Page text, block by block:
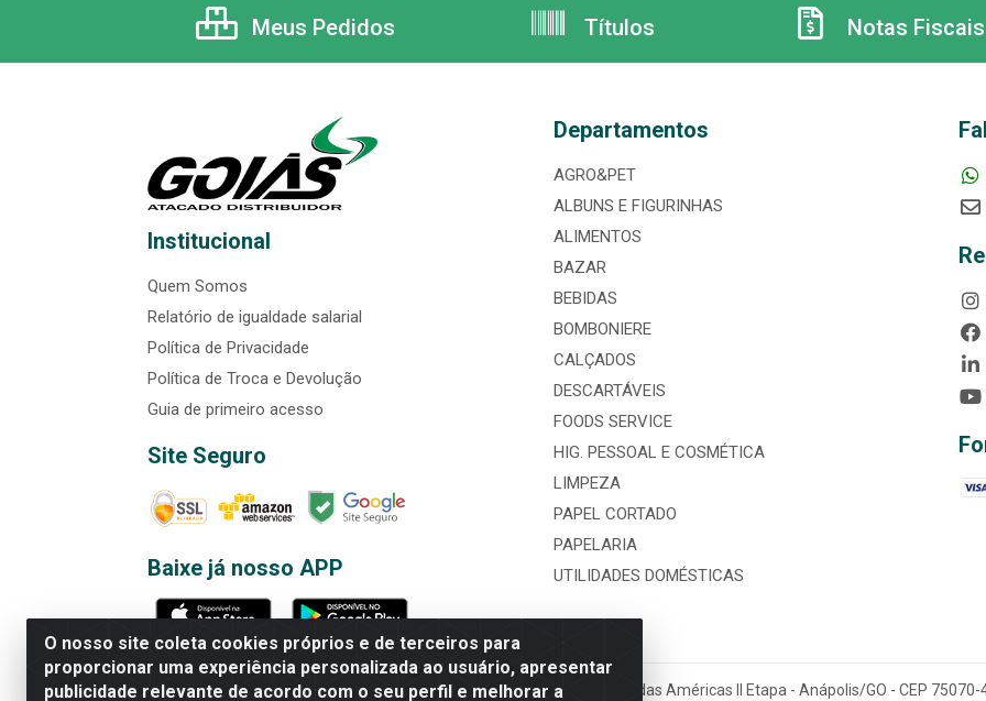
O nosso site coleta cookies próprios e de terceiros para
proporcionar uma experiência personalizada ao usuário, apresentar
publicidade relevante de acordo com o seu perfil e melhorar a
Meus Pedidos Títulos Notas Fiscais
Institucional
Quem Somos
Relatório de igualdade salarial
Política de Privacidade
Política de Troca e Devolução
Guia de primeiro acesso
Site Seguro
Baixe já nosso APP
Departamentos
AGRO&PET
ALBUNS E FIGURINHAS
ALIMENTOS
BAZAR
BEBIDAS
BOMBONIERE
CALÇADOS
DESCARTÁVEIS
FOODS SERVICE
HIG. PESSOAL E COSMÉTICA
LIMPEZA
PAPEL CORTADO
PAPELARIA
UTILIDADES DOMÉSTICAS
Rede Brasil - Avenida Universitária, nº 3860, Jardim das Américas II Etapa - Anápolis/GO - CEP